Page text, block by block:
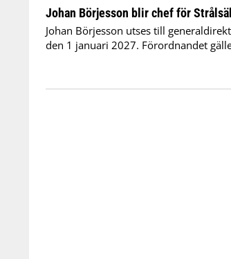
Johan Börjesson blir chef för
Johan Börjesson utses till
den 1 januari 2027. Förordnandet